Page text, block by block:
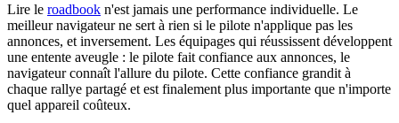
Lire le roadbook n'est jamais une performance individuelle. Le
meilleur navigateur ne sert à rien si le pilote n'applique pas les
annonces, et inversement. Les équipages qui réussissent développent
une entente aveugle : le pilote fait confiance aux annonces, le
navigateur connaît l'allure du pilote. Cette confiance grandit à
chaque rallye partagé et est finalement plus importante que n'importe
quel appareil coûteux.